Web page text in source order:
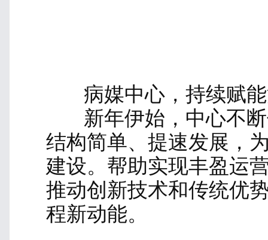
病媒中心，持续赋能
新年伊始，中心不断
结构简单、提速发展，
建设。帮助实现丰盈运
推动创新技术和传统优
程新动能。